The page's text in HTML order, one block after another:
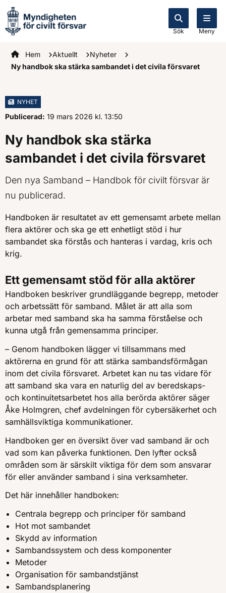
Sök Meny
Startsidan
Hem Aktuellt
Nyheter
Ny handbok ska stärka sambandet i det civila försvaret
NYHET
Publicerad: 19 mars 2026 kl. , Klockan
13:50
Ny handbok ska stärka
sambandet i det civila försvaret
Den nya Samband – Handbok för civilt försvar är
nu publicerad.
Handboken är resultatet av ett gemensamt arbete mellan
flera aktörer och ska ge ett enhetligt stöd i hur
sambandet ska förstås och hanteras i vardag, kris och
krig.
Ett gemensamt stöd för alla aktörer
Handboken beskriver grundläggande begrepp, metoder
och arbetssätt för samband. Målet är att alla som
arbetar med samband ska ha samma förståelse och
kunna utgå från gemensamma principer.
– Genom handboken lägger vi tillsammans med
aktörerna en grund för att stärka sambandsförmågan
inom det civila försvaret. Arbetet kan nu tas vidare för
att samband ska vara en naturlig del av beredskaps-
och kontinuitetsarbetet hos alla berörda aktörer säger
Åke Holmgren, chef avdelningen för cybersäkerhet och
samhällsviktiga kommunikationer.
Handboken ger en översikt över vad samband är och
vad som kan påverka funktionen. Den lyfter också
områden som är särskilt viktiga för dem som ansvarar
för eller använder samband i sina verksamheter.
Det här innehåller handboken:
Centrala begrepp och principer för samband
Hot mot sambandet
Skydd av information
Sambandssystem och dess komponenter
Metoder
Organisation för sambandstjänst
Sambandsplanering